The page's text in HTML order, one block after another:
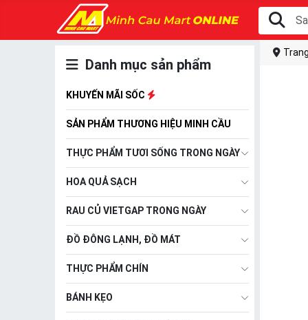
Danh mục sản phẩm
KHUYẾN MÃI SỐC
SẢN PHẨM THƯƠNG HIỆU MINH CẦU
THỰC PHẨM TƯƠI SỐNG TRONG NGÀY
HOA QUẢ SẠCH
RAU CỦ VIETGAP TRONG NGÀY
ĐỒ ĐÔNG LẠNH, ĐỒ MÁT
THỰC PHẨM CHÍN
BÁNH KẸO